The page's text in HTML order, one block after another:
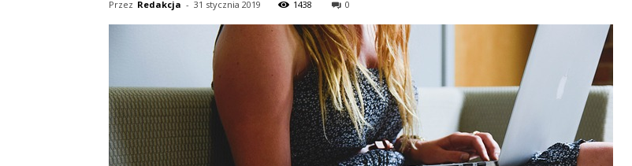
Przez Redakcja - 31 stycznia 2019 1438 0